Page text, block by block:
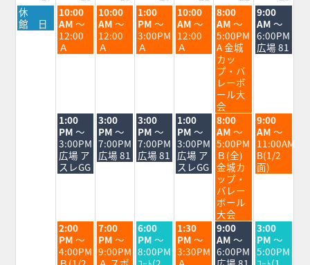
月
曜
日,
休
館 日
火
曜
日,
8
月
10:00
AM ～
12:00
Ａ
水
曜
日,
8
月
10:00
AM ～
12:00
Ａ
木
曜
日,
8
月
1:00
PM ～
3:00PM
Ａ
金
曜
日,
8
月
10:00
AM ～
12:00
Ａ
土
曜
日,
8
月
22nd
2026
8:00
AM ～
5:00PM
A 金城
カッ
プ・バ
レーボ
ール大
会
日
曜
日,
8
月
9:00
AM ～
6:00PM
広場 81
火
曜
日,
8
月
18th
1:00
PM ～
3:00PM
広場 ア
スレGG
水
曜
日,
8
月
3:00
PM ～
7:00PM
広場 81
木
曜
日,
8
月
3:00
PM ～
7:00PM
広場 81
金
曜
日,
8
月
21st
1:00
PM ～
3:00PM
広場 ア
スレGG
土
曜
日,
8
月
22nd
2026
8:00
AM ～
5:00PM
Ｂ(全)
金城カ
ップ・
バレー
ボール
大会
日
曜
日,
8
月
23rd
9:00
AM ～
11:00AM
B(1/2
面)
火
曜
日,
8
2:00
PM ～
4:00PM
水
曜
日,
8
7:00
PM ～
9:00PM
木
曜
日,
8
6:00
PM ～
8:00PM
金
曜
日,
8
1:30
PM ～
3:30PM
土
曜
日,
8
9:00
AM ～
6:00PM
日
曜
日,
8
3:00
PM ～
5:00PM